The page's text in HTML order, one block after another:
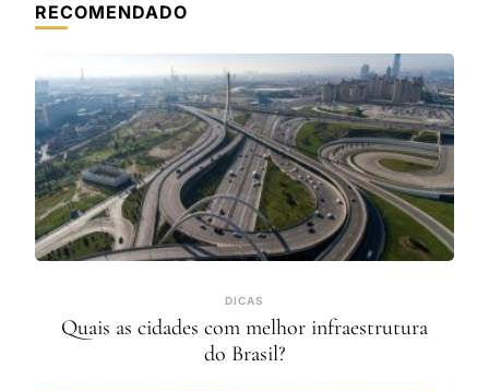
RECOMENDADO
DICAS
Quais as cidades com melhor infraestrutura
do Brasil?